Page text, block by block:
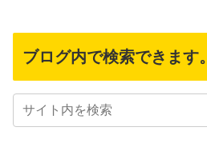
ブログ内で検索できます。